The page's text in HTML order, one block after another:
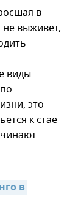
в
не выживет,
виды
это
к стае
в